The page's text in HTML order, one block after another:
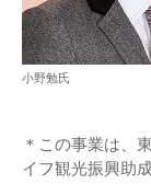
小野勉氏
＊この事業は、
イフ観光振興助